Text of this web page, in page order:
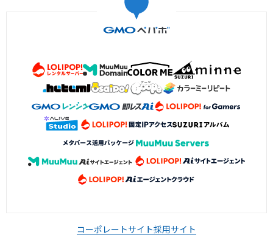
コーポレートサイト採用サイト